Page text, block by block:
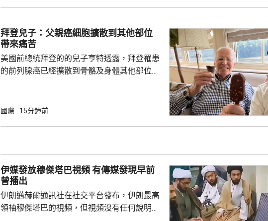
拜登兒子：父親癌細胞擴散到其他部位
帶來痛苦
美國前總統拜登的的兒子亨特透露，拜登罹患
的前列腺癌已經擴散到骨骼及身體其他部位，
人非常難過，指癌細胞已經擴散，在很多方面
康狀況一直受關注。他前年6月同當時的共和
黨總統候選人特朗普進行電視辯論，出...
國際 15分鐘前
伊媒發放穆傑塔巴視頻 有傳媒發現早前
曾播出
伊朗邁赫爾通訊社在社交平台發布，伊朗最高
領袖穆傑塔巴的視頻，但視頻沒有任何說明，